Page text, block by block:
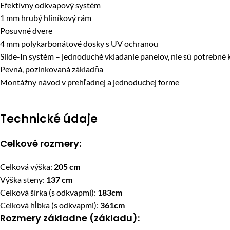
Efektívny odkvapový systém
1 mm hrubý hliníkový rám
Posuvné dvere
4 mm polykarbonátové dosky s UV ochranou
Slide-In systém – jednoduché vkladanie panelov, nie sú potrebné
Pevná, pozinkovaná základňa
Montážny návod v prehľadnej a jednoduchej forme
Technické údaje
Celkové rozmery:
Celková výška: 205 cm
Výška steny: 137 cm
Celková šírka (s odkvapmi): 183cm
Celková hĺbka (s odkvapmi): 361cm
Rozmery základne (základu):